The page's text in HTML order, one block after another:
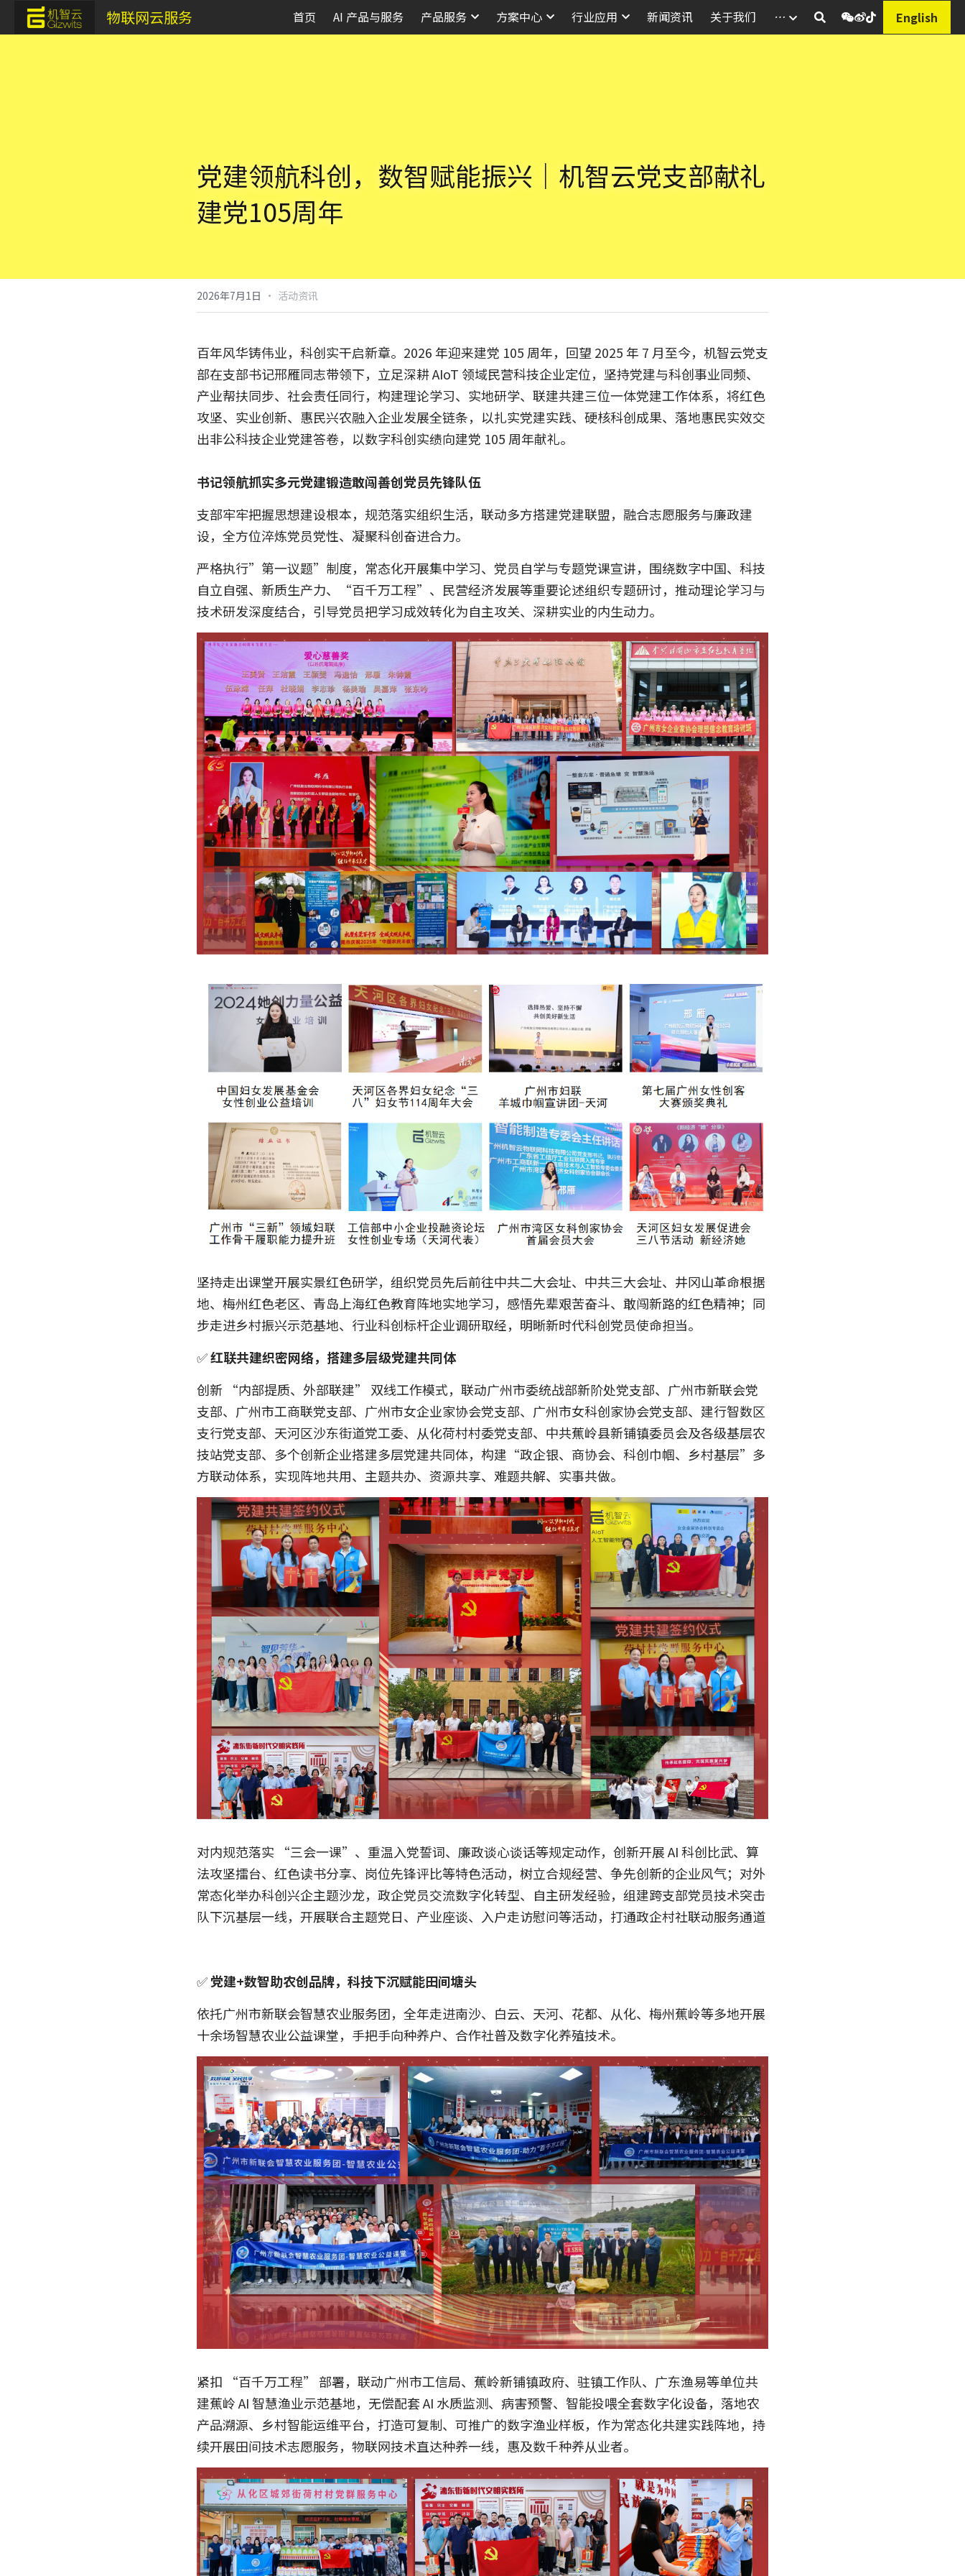
物联网云服务 首页 AI 产品与服务 产品服务 方案中心 行业应用 新闻资讯 关于我们 … English
党建领航科创，数智赋能振兴｜机智云党支部献礼
建党105周年
2026年7月1日 · 活动资讯
百年风华铸伟业，科创实干启新章。2026 年迎来建党 105 周年，回望 2025 年 7 月至今，机智云党支
部在支部书记邢雁同志带领下，立足深耕 AIoT 领域民营科技企业定位，坚持党建与科创事业同频、
产业帮扶同步、社会责任同行，构建理论学习、实地研学、联建共建三位一体党建工作体系，将红色
攻坚、实业创新、惠民兴农融入企业发展全链条，以扎实党建实践、硬核科创成果、落地惠民实效交
出非公科技企业党建答卷，以数字科创实绩向建党 105 周年献礼。
书记领航抓实多元党建锻造敢闯善创党员先锋队伍
支部牢牢把握思想建设根本，规范落实组织生活，联动多方搭建党建联盟，融合志愿服务与廉政建
设，全方位淬炼党员党性、凝聚科创奋进合力。
严格执行”第一议题”制度，常态化开展集中学习、党员自学与专题党课宣讲，围绕数字中国、科技
自立自强、新质生产力、“百千万工程”、民营经济发展等重要论述组织专题研讨，推动理论学习与
技术研发深度结合，引导党员把学习成效转化为自主攻关、深耕实业的内生动力。
坚持走出课堂开展实景红色研学，组织党员先后前往中共二大会址、中共三大会址、井冈山革命根据
地、梅州红色老区、青岛上海红色教育阵地实地学习，感悟先辈艰苦奋斗、敢闯新路的红色精神；同
步走进乡村振兴示范基地、行业科创标杆企业调研取经，明晰新时代科创党员使命担当。
✅ 红联共建织密网络，搭建多层级党建共同体
创新 “内部提质、外部联建” 双线工作模式，联动广州市委统战部新阶处党支部、广州市新联会党
支部、广州市工商联党支部、广州市女企业家协会党支部、广州市女科创家协会党支部、建行智数区
支行党支部、天河区沙东街道党工委、从化荷村村委党支部、中共蕉岭县新铺镇委员会及各级基层农
技站党支部、多个创新企业搭建多层党建共同体，构建“政企银、商协会、科创巾帼、乡村基层”多
方联动体系，实现阵地共用、主题共办、资源共享、难题共解、实事共做。
对内规范落实 “三会一课”、重温入党誓词、廉政谈心谈话等规定动作，创新开展 AI 科创比武、算
法攻坚擂台、红色读书分享、岗位先锋评比等特色活动，树立合规经营、争先创新的企业风气；对外
常态化举办科创兴企主题沙龙，政企党员交流数字化转型、自主研发经验，组建跨支部党员技术突击
队下沉基层一线，开展联合主题党日、产业座谈、入户走访慰问等活动，打通政企村社联动服务通道
✅ 党建+数智助农创品牌，科技下沉赋能田间塘头
依托广州市新联会智慧农业服务团，全年走进南沙、白云、天河、花都、从化、梅州蕉岭等多地开展
十余场智慧农业公益课堂，手把手向种养户、合作社普及数字化养殖技术。
紧扣 “百千万工程” 部署，联动广州市工信局、蕉岭新铺镇政府、驻镇工作队、广东渔易等单位共
建蕉岭 AI 智慧渔业示范基地，无偿配套 AI 水质监测、病害预警、智能投喂全套数字化设备，落地农
产品溯源、乡村智能运维平台，打造可复制、可推广的数字渔业样板，作为常态化共建实践阵地，持
续开展田间技术志愿服务，物联网技术直达种养一线，惠及数千种养从业者。